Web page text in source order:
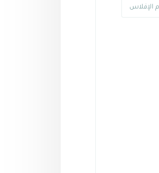
الإفلاس